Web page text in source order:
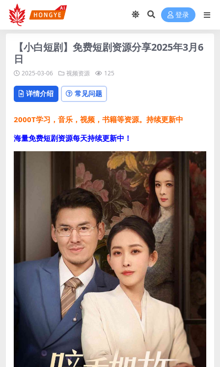
登录
【小白短剧】免费短剧资源分享2025年3月6
日
2025-03-06 视频资源 125
详情介绍 常见问题
2000T学习，音乐，视频，书籍等资源。持续更新中
海量免费短剧资源每天持续更新中！